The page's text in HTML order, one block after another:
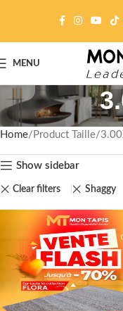
MENU
Home Product Taille
Show sidebar
Clear filters Shaggy